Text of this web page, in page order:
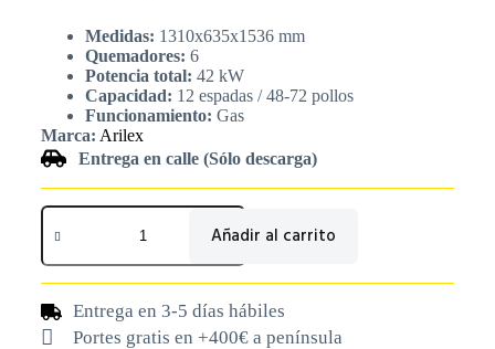
Medidas: 1310x635x1536 mm
Quemadores: 6
Potencia total: 42 kW
Capacidad: 12 espadas / 48-72 pollos
Funcionamiento: Gas
Marca: Arilex
Entrega en calle (Sólo descarga)
Añadir al carrito
Entrega en 3-5 días hábiles
Portes gratis en +400€ a península